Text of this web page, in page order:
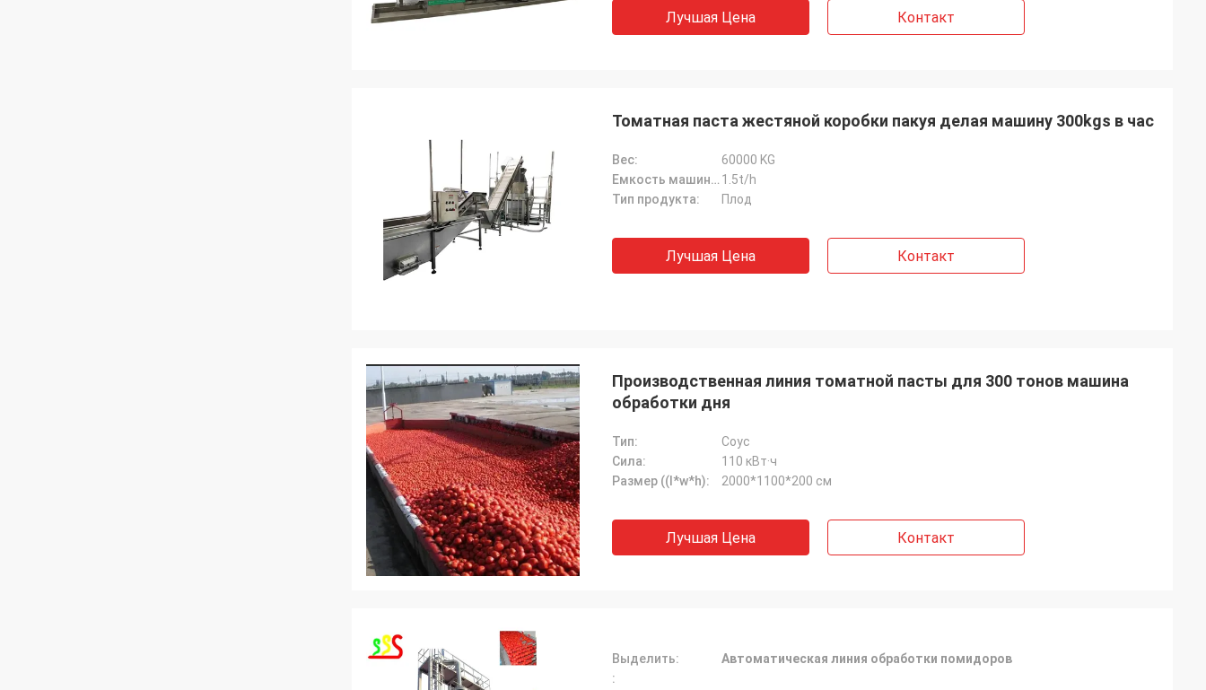
Лучшая Цена Контакт
Томатная паста жестяной коробки пакуя делая машину 300kgs в час
Вес:
60000 KG
Емкость машинного оборудования: 1.5t/h
Тип продукта:
Плод
Лучшая Цена Контакт
Производственная линия томатной пасты для 300 тонов машина
обработки дня
Тип:
Соус
Сила:
110 кВт·ч
Размер ((l*w*h):
2000*1100*200 см
Лучшая Цена Контакт
Выделить:
Автоматическая линия обработки помидоров
: